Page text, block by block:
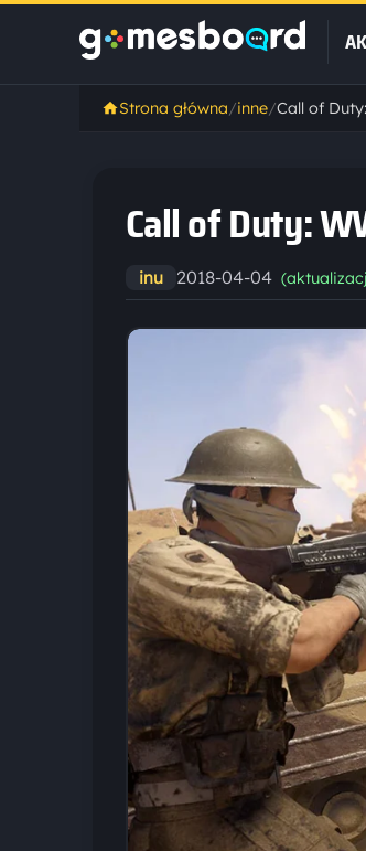
Strona główna/inne/Call of
Call of Duty:
inu 2018-04-04